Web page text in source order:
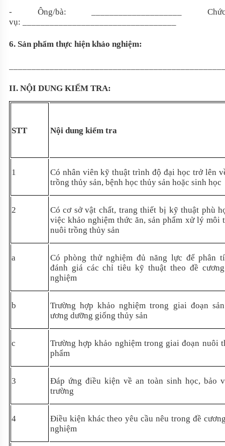
- Ông/bà: ____________________
vụ: __________________________________
6. Sản phẩm thực hiện khảo nghiệm:
II. NỘI DUNG KIỂM TRA:
STT Nội dung kiểm tra
1
Có nhân viên kỹ thuật trình độ đại học trở lên
trồng thủy sản, bệnh học thủy sản hoặc sinh học
2
Có cơ sở vật chất, trang thiết bị kỹ thuật phù
việc khảo nghiệm thức ăn, sản phẩm xử lý môi
nuôi trồng thủy sản
a
Có phòng thử nghiệm đủ năng lực để phân
đánh giá các chỉ tiêu kỹ thuật theo đề
nghiệm
b
Trường hợp khảo nghiệm trong giai đoạn
ương dưỡng giống thủy sản
c
Trường hợp khảo nghiệm trong giai đoạn nuôi
phẩm
3
Đáp ứng điều kiện về an toàn sinh học, bảo
trường
4
Điều kiện khác theo yêu cầu nêu trong đề
nghiệm